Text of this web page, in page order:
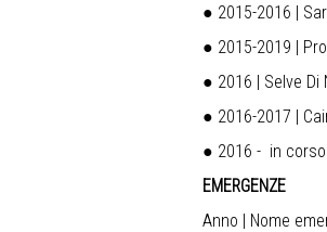
● 2015-2016 |
● 2015-2019 |
● 2016 | Selve Di
● 2016-2017 |
● 2016 - in
EMERGENZE
Anno | Nome